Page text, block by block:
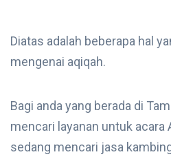
Diatas adalah beberapa hal
mengenai aqiqah.
Bagi anda yang berada di
mencari layanan untuk acara
sedang mencari jasa